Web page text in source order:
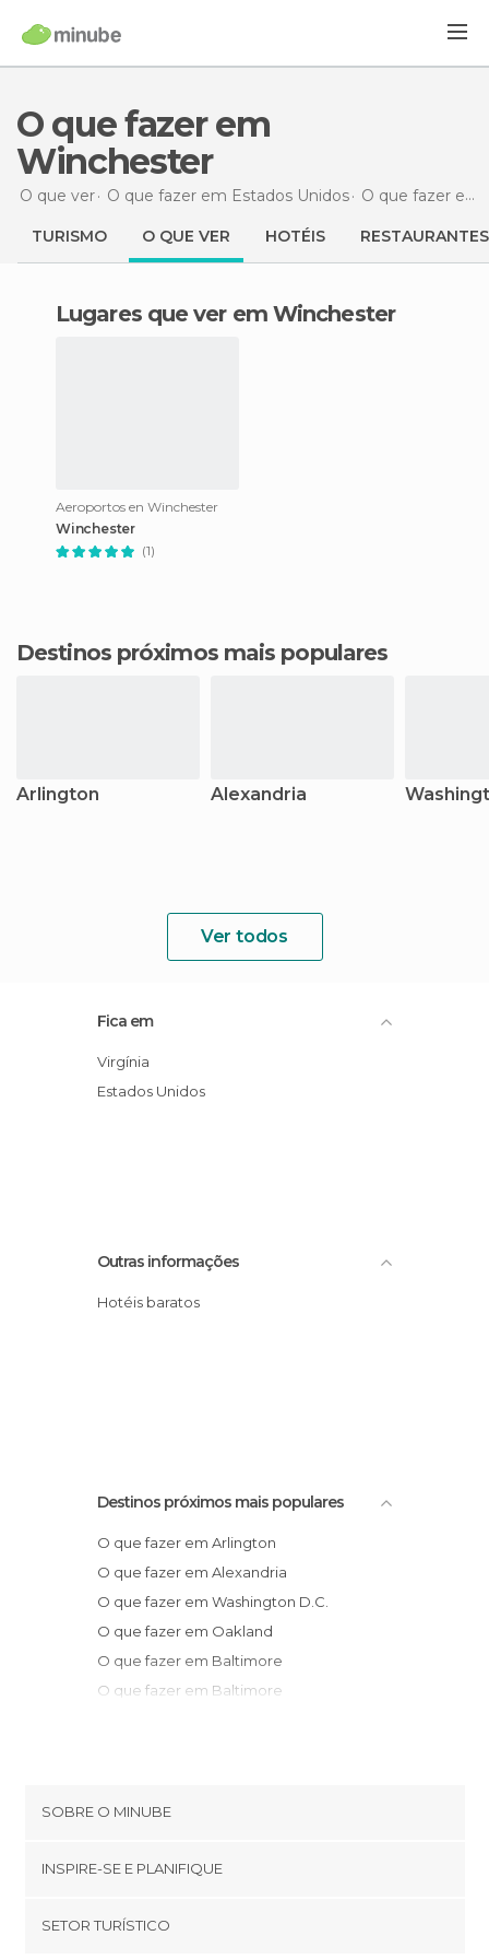
O que fazer em
Winchester
O que ver O que fazer em Estados Unidos O que fazer em Virgínia
TURISMO O QUE VER HOTÉIS RESTAURANTES
Lugares que ver em Winchester
Aeroportos en Winchester
Winchester
(1)
Destinos próximos mais populares
Arlington Alexandria
Ver todos
Fica em
Virgínia
Estados Unidos
Outras informações
Hotéis baratos
Destinos próximos mais populares
O que fazer em Arlington
O que fazer em Alexandria
O que fazer em Washington D.C.
O que fazer em Oakland
O que fazer em Baltimore
O que fazer em Baltimore
O que fazer em Connoquenessing
O que fazer em Atlantic City
O que fazer em Watkins Glen
SOBRE O MINUBE
Términos e Condições
INSPIRE-SE E PLANIFIQUE
footer@item_discovertips_anchor
SETOR TURÍSTICO